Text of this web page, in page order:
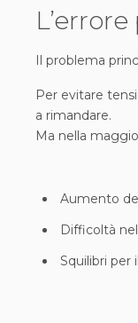
Il problema
Per evitare
a rimandare.
Ma nella
Aumento
Difficoltà
Squilibri per